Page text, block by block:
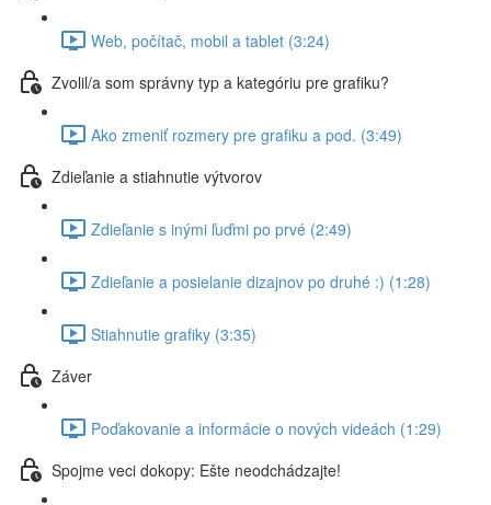
Web, počítač, mobil a tablet (3:24)
Zvolil/a som správny typ a kategóriu pre grafiku?
Ako zmeniť rozmery pre grafiku a pod. (3:49)
Zdieľanie a stiahnutie výtvorov
Zdieľanie s inými ľuďmi po prvé (2:49)
Zdieľanie a posielanie dizajnov po druhé :) (1:28)
Stiahnutie grafiky (3:35)
Záver
Poďakovanie a informácie o nových videách (1:29)
Spojme veci dokopy: Ešte neodchádzajte!